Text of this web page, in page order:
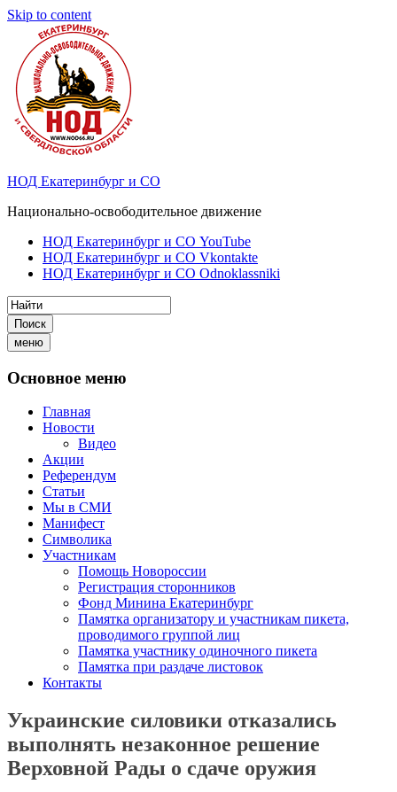
Skip to content
НОД Екатеринбург и СО
Национально-освободительное движение
НОД Екатеринбург и СО YouTube
НОД Екатеринбург и СО Vkontakte
НОД Екатеринбург и СО Odnoklassniki
Поиск
меню
Основное меню
Главная
Новости
Видео
Акции
Референдум
Статьи
Мы в СМИ
Манифест
Символика
Участникам
Помощь Новороссии
Регистрация сторонников
Фонд Минина Екатеринбург
Памятка организатору и участникам пикета,
проводимого группой лиц
Памятка участнику одиночного пикета
Памятка при раздаче листовок
Контакты
Украинские силовики отказались
выполнять незаконное решение
Верховной Рады о сдаче оружия